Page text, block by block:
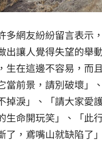
多網友紛紛留言表示
出讓人覺得失望的舉
生在這邊不容易，而
當前景，請別破壞」
掉淚」、「請大家愛
生命開玩笑」、「此
了，鳶嘴山就缺陷了